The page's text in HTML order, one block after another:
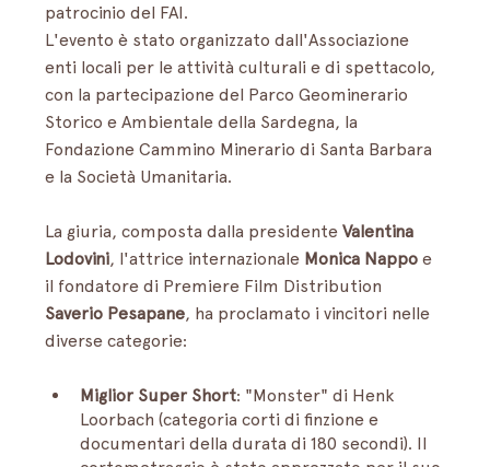
patrocinio del FAI.
L'evento è stato organizzato dall'Associazione
enti locali per le attività culturali e di spettacolo,
con la partecipazione del Parco Geominerario
Storico e Ambientale della Sardegna, la
Fondazione Cammino Minerario di Santa Barbara
e la Società Umanitaria.
La giuria, composta dalla presidente Valentina
Lodovini, l'attrice internazionale Monica Nappo e
il fondatore di Premiere Film Distribution
Saverio Pesapane, ha proclamato i vincitori nelle
diverse categorie:
Miglior Super Short: "Monster" di Henk
Loorbach (categoria corti di finzione e
documentari della durata di 180 secondi). Il